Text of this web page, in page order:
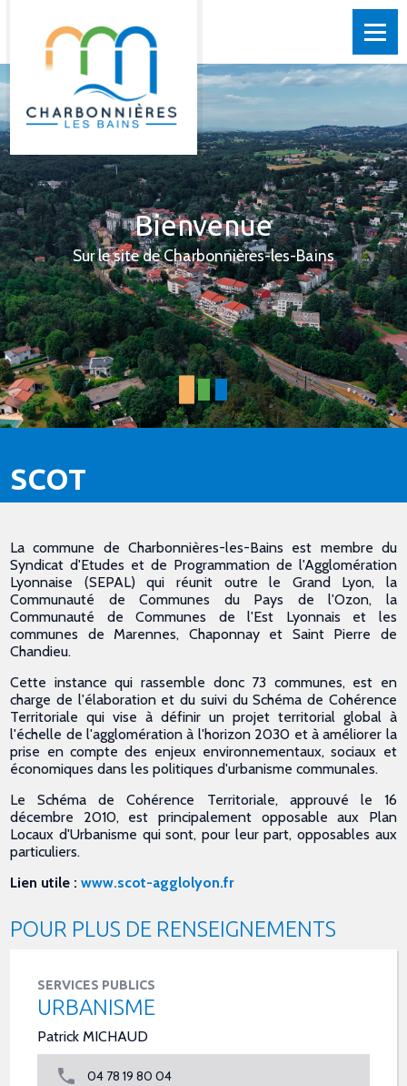
Bienvenue
Sur le site de Charbonnières-les-Bains
SCOT
La commune de Charbonnières-les-Bains est membre du
Syndicat d'Etudes et de Programmation de l'Agglomération
Lyonnaise (SEPAL) qui réunit outre le Grand Lyon, la
Communauté de Communes du Pays de l'Ozon, la
Communauté de Communes de l'Est Lyonnais et les
communes de Marennes, Chaponnay et Saint Pierre de
Chandieu.
Cette instance qui rassemble donc 73 communes, est en
charge de l'élaboration et du suivi du Schéma de Cohérence
Territoriale qui vise à définir un projet territorial global à
l'échelle de l'agglomération à l'horizon 2030 et à améliorer la
prise en compte des enjeux environnementaux, sociaux et
économiques dans les politiques d'urbanisme communales.
Le Schéma de Cohérence Territoriale, approuvé le 16
décembre 2010, est principalement opposable aux Plan
Locaux d'Urbanisme qui sont, pour leur part, opposables aux
particuliers.
Lien utile :www.scot-agglolyon.fr
POUR PLUS DE RENSEIGNEMENTS
SERVICES PUBLICS
URBANISME
Patrick MICHAUD
04 78 19 80 04